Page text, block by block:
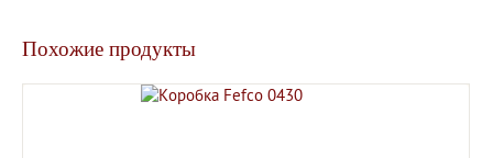
Похожие продукты